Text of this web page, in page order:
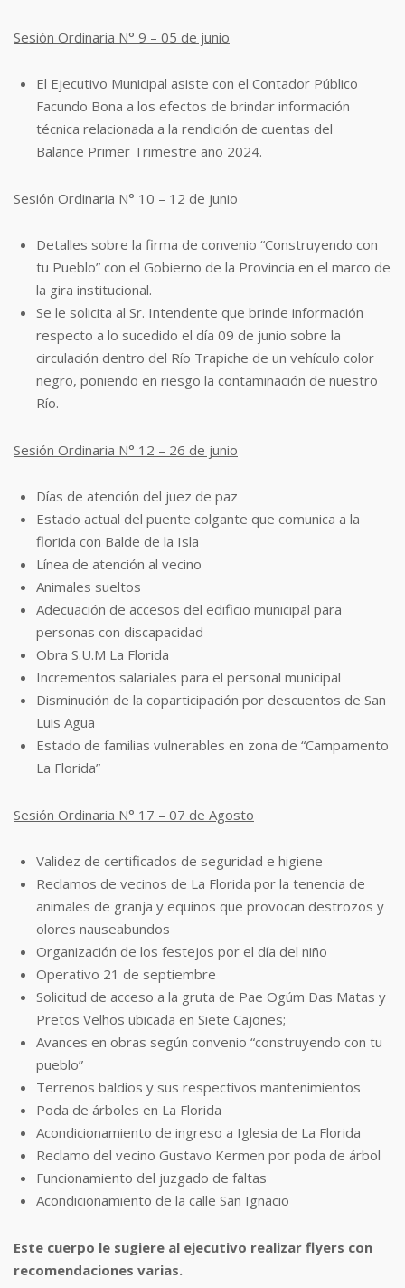
Sesión Ordinaria N° 9 – 05 de junio
El Ejecutivo Municipal asiste con el Contador Público
Facundo Bona a los efectos de brindar información
técnica relacionada a la rendición de cuentas del
Balance Primer Trimestre año 2024.
Sesión Ordinaria N° 10 – 12 de junio
Detalles sobre la firma de convenio “Construyendo con
tu Pueblo” con el Gobierno de la Provincia en el marco de
la gira institucional.
Se le solicita al Sr. Intendente que brinde información
respecto a lo sucedido el día 09 de junio sobre la
circulación dentro del Río Trapiche de un vehículo color
negro, poniendo en riesgo la contaminación de nuestro
Río.
Sesión Ordinaria N° 12 – 26 de junio
Días de atención del juez de paz
Estado actual del puente colgante que comunica a la
florida con Balde de la Isla
Línea de atención al vecino
Animales sueltos
Adecuación de accesos del edificio municipal para
personas con discapacidad
Obra S.U.M La Florida
Incrementos salariales para el personal municipal
Disminución de la coparticipación por descuentos de San
Luis Agua
Estado de familias vulnerables en zona de “Campamento
La Florida”
Sesión Ordinaria N° 17 – 07 de Agosto
Validez de certificados de seguridad e higiene
Reclamos de vecinos de La Florida por la tenencia de
animales de granja y equinos que provocan destrozos y
olores nauseabundos
Organización de los festejos por el día del niño
Operativo 21 de septiembre
Solicitud de acceso a la gruta de Pae Ogúm Das Matas y
Pretos Velhos ubicada en Siete Cajones;
Avances en obras según convenio “construyendo con tu
pueblo”
Terrenos baldíos y sus respectivos mantenimientos
Poda de árboles en La Florida
Acondicionamiento de ingreso a Iglesia de La Florida
Reclamo del vecino Gustavo Kermen por poda de árbol
Funcionamiento del juzgado de faltas
Acondicionamiento de la calle San Ignacio
Este cuerpo le sugiere al ejecutivo realizar flyers con
recomendaciones varias.